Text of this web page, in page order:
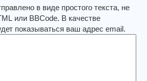
в виде простого текста, не
или BBCode. В качестве
показываться ваш адрес email.